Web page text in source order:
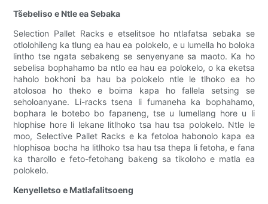
Tšebeliso e Ntle ea Sebaka
Selection Pallet Racks e etselitsoe ho ntlafatsa sebaka se
otlolohileng ka tlung ea hau ea polokelo, e u lumella ho boloka
lintho tse ngata sebakeng se senyenyane sa maoto. Ka ho
sebelisa bophahamo ba ntlo ea hau ea polokelo, o ka eketsa
haholo bokhoni ba hau ba polokelo ntle le tlhoko ea ho
atolosoa ho theko e boima kapa ho fallela setsing se
seholoanyane. Li-racks tsena li fumaneha ka bophahamo,
bophara le botebo bo fapaneng, tse u lumellang hore u li
hlophise hore li lekane litlhoko tsa hau tsa polokelo. Ntle le
moo, Selective Pallet Racks e ka fetoloa habonolo kapa ea
hlophisoa bocha ha litlhoko tsa hau tsa thepa li fetoha, e fana
ka tharollo e feto-fetohang bakeng sa tikoloho e matla ea
polokelo.
Kenyelletso e Matlafalitsoeng